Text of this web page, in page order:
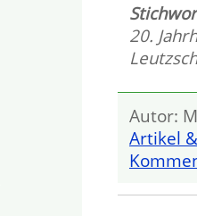
20.
Leutzsch
Autor:
Artikel